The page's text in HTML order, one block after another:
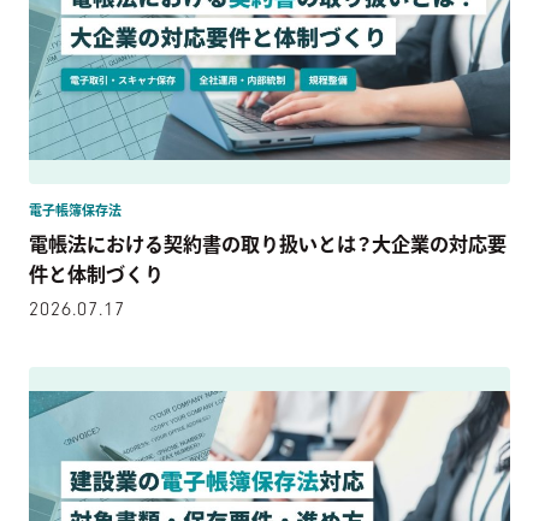
電子帳簿保存法
電帳法における契約書の取り扱いとは？大企業の対応要
件と体制づくり
2026.07.17